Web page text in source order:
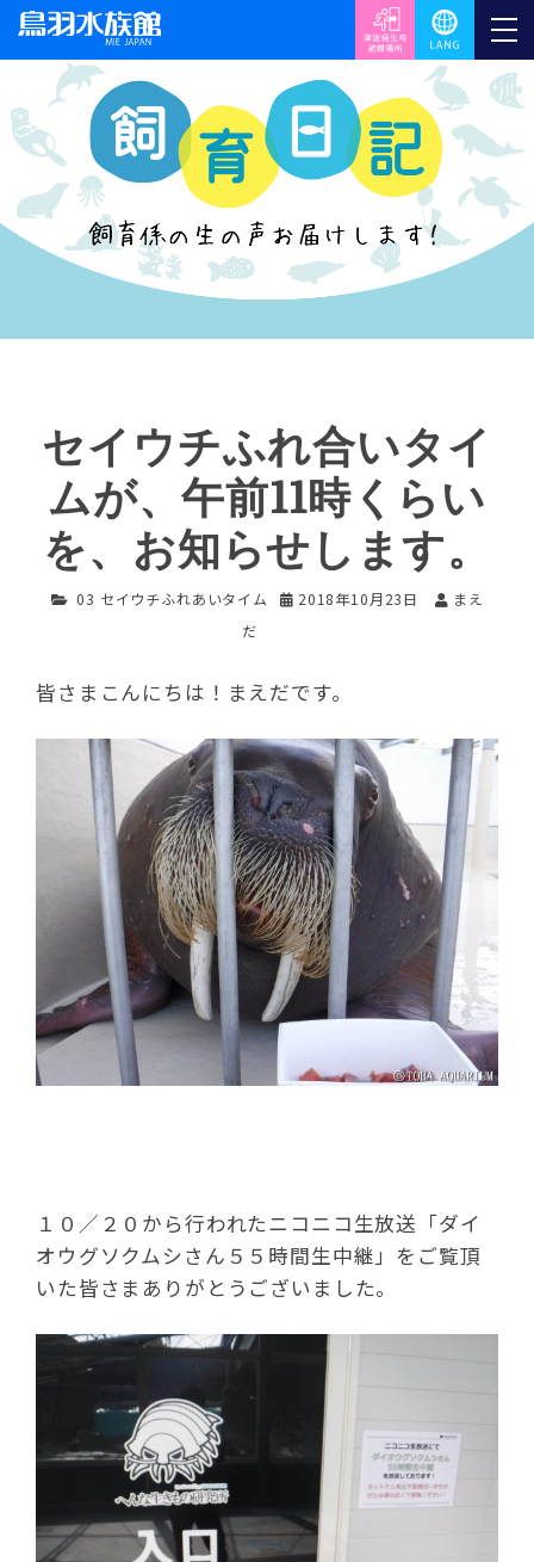
セイウチふれ合いタイ
ムが、午前11時くらい
を、お知らせします。
03 セイウチふれあいタイム 2018年10月23日
まえ
だ
皆さまこんにちは！まえだです。
１０／２０から行われたニコニコ生放送「ダイ
オウグソクムシさん５５時間生中継」をご覧頂
いた皆さまありがとうございました。